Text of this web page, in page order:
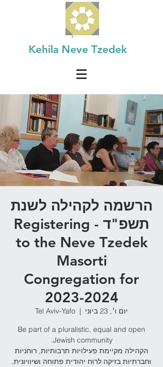
Kehila Neve Tzedek
הרשמה לקהילה לשנת
תשפ"ד - Registering
to the Neve Tzedek
Masorti
Congregation for
2023-2024
יום ו׳, 23 ביוני
  |
Tel Aviv-Yafo
Be part of a pluralistic, equal and open
הקהילה מקיימת פעילויות תרבותיות, רוחניות
וחברתיות בזיקה לרוח יהודית פתוחה ושיוויונית,